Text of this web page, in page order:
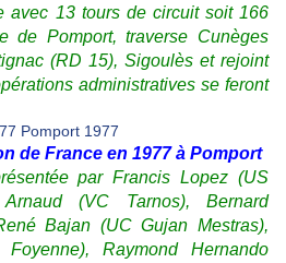
avec 13 tours de circuit soit 166
de Pomport, traverse Cunèges
(RD 15), Sigoulès et rejoint
administratives se feront
de France en 1977 à Pomport
par Francis Lopez (US
(VC Tarnos), Bernard
Bajan (UC Gujan Mestras),
Raymond Hernando